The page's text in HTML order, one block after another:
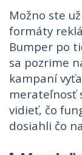
Možno ste
formáty
Bumper po
sa pozrime
kampaní
merateľnosť
vidieť, čo
dosiahli čo